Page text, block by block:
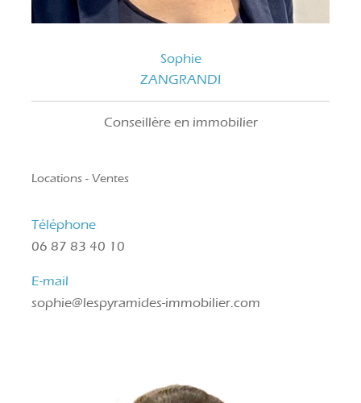
Sophie
ZANGRANDI
Conseillère en immobilier
Locations - Ventes
Téléphone
06 87 83 40 10
E-mail
sophie@lespyramides-immobilier.com